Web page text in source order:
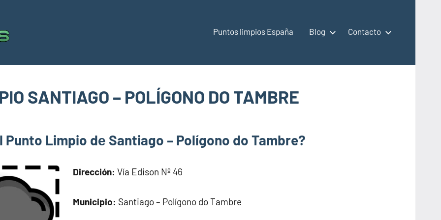
limpios
puntos
España
Puntos limpios España Blog Contacto
SANTIAGO – POLÍGONO DO TAMBRE
Punto Limpio dе Santiago – Polígono do Tambre?
Dirección: Vía Edison Nº 46
Municipio: Santiago – Polígono do Tambre